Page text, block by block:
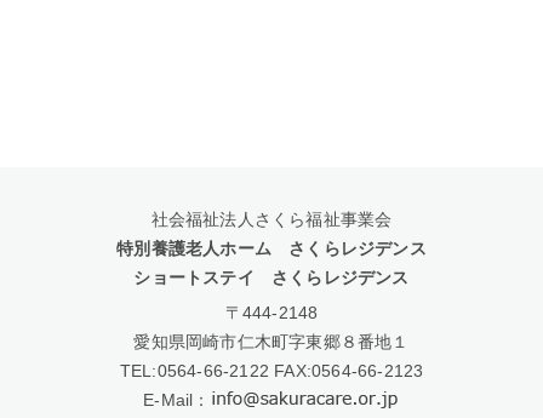
社会福祉法人さくら福祉事業会
特別養護老人ホーム さくらレジデンス
ショートステイ さくらレジデンス
〒444-2148
愛知県岡崎市仁木町字東郷８番地１
TEL:0564-66-2122 FAX:0564-66-2123
E-Mail：